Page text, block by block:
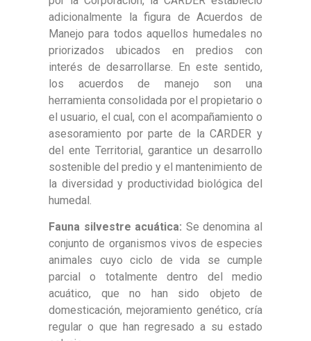
adicionalmente la figura de Acuerdos de
Manejo para todos aquellos humedales no
priorizados ubicados en predios con
interés de desarrollarse. En este sentido,
los acuerdos de manejo son una
herramienta consolidada por el propietario o
el usuario, el cual, con el acompañamiento o
asesoramiento por parte de la CARDER y
del ente Territorial, garantice un desarrollo
sostenible del predio y el mantenimiento de
la diversidad y productividad biológica del
humedal.
Fauna silvestre acuática: Se denomina al
conjunto de organismos vivos de especies
animales cuyo ciclo de vida se cumple
parcial o totalmente dentro del medio
acuático, que no han sido objeto de
domesticación, mejoramiento genético, cría
regular o que han regresado a su estado